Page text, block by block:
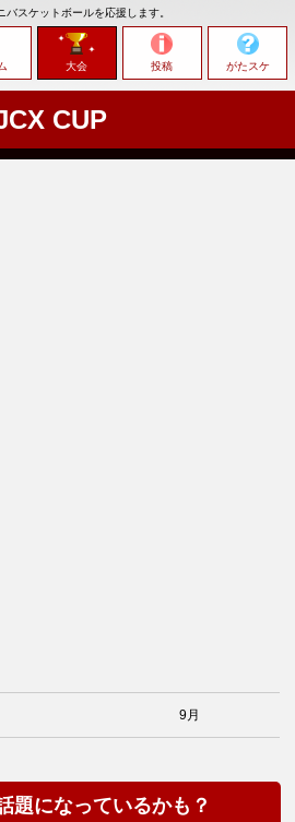
バスケットボールを応援します。
大会 投稿 がたスケ
CUP
9月
題になっているかも？